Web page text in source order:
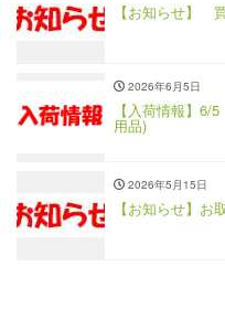
【お知らせ】
2026年6月5日
【入荷情報】
用品)
2026年5月15日
【お知らせ】お